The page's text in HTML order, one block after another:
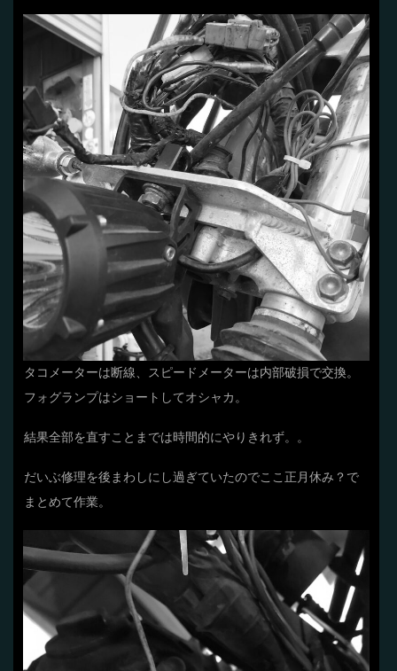
タコメーターは断線、スピードメーターは内部破損で交換。
フォグランプはショートしてオシャカ。
結果全部を直すことまでは時間的にやりきれず。。
だいぶ修理を後まわしにし過ぎていたのでここ正月休み？で
まとめて作業。